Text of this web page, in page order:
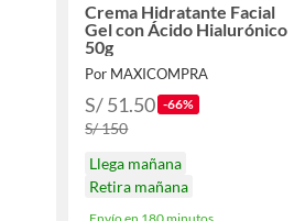
Crema Hidratante Facial
Gel con Ácido Hialurónico
50g
Por MAXICOMPRA
S/ 51.50 -66%
S/ 150
Llega mañana
Retira mañana